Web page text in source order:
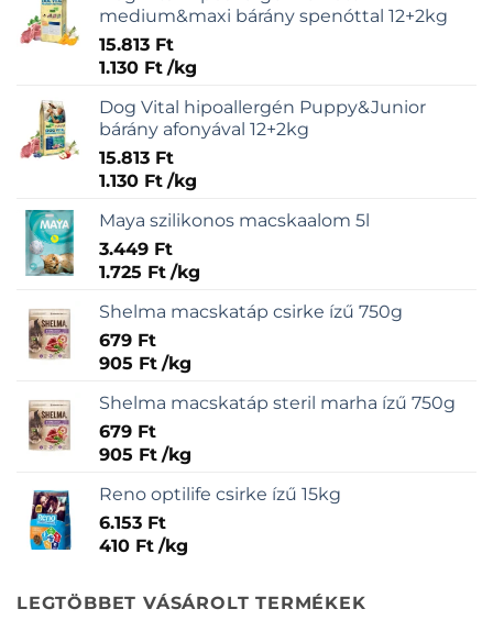
medium&maxi bárány spenóttal 12+2kg
15.813 Ft
1.130 Ft /kg
Dog Vital hipoallergén Puppy&Junior
bárány afonyával 12+2kg
15.813 Ft
1.130 Ft /kg
Maya szilikonos macskaalom 5l
3.449 Ft
1.725 Ft /kg
Shelma macskatáp csirke ízű 750g
679 Ft
905 Ft /kg
Shelma macskatáp steril marha ízű 750g
679 Ft
905 Ft /kg
Reno optilife csirke ízű 15kg
6.153 Ft
410 Ft /kg
LEGTÖBBET VÁSÁROLT TERMÉKEK